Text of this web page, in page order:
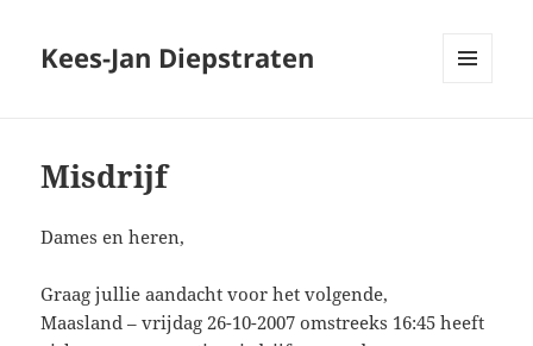
Kees-Jan Diepstraten
Misdrijf
Dames en heren,
Graag jullie aandacht voor het volgende,
Maasland – vrijdag 26-10-2007 omstreeks 16:45 heeft